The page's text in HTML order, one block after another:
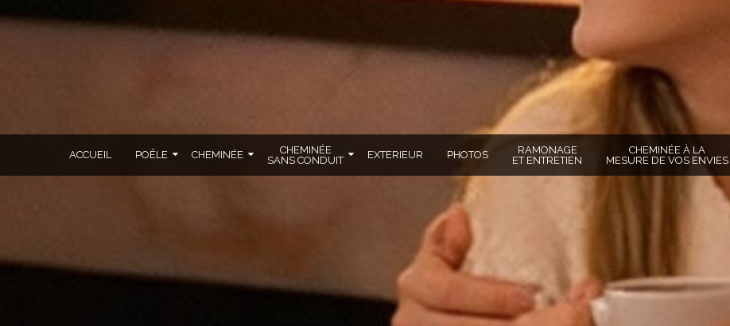
ACCUEIL POÊLE CHEMINÉE
CHEMINÉE
SANS CONDUIT
EXTERIEUR PHOTOS
RAMONAGE
ET ENTRETIEN
CHEMINÉE À LA
MESURE DE VOS ENVIES